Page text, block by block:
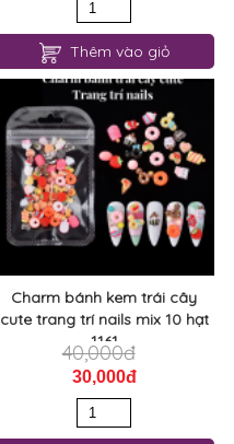
Thêm vào giỏ
Charm bánh kem trái cây
cute trang trí nails mix 10 hạt
1161
40,000đ
30,000đ